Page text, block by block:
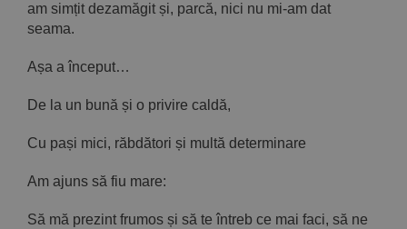
am simțit dezamăgit și, parcă, nici nu mi-am dat
seama.
Așa a început…
De la un bună și o privire caldă,
Cu pași mici, răbdători și multă determinare
Am ajuns să fiu mare:
Să mă prezint frumos și să te întreb ce mai faci, să ne